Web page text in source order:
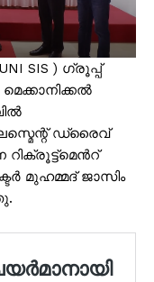
SIS ) ഗ്രൂപ്പ്
ഡ്രൈവ്
റിക്രൂട്ട്മെൻറ്
മുഹമ്മദ് ജാസിം